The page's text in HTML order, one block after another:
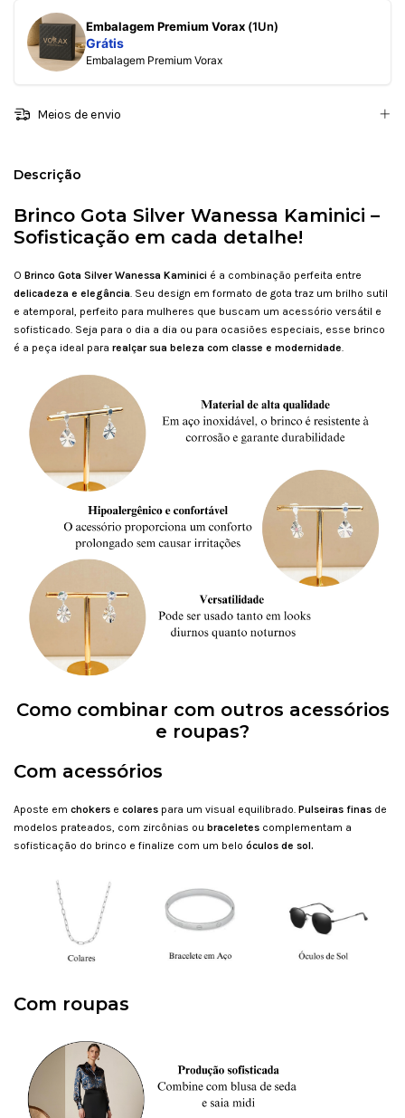
Embalagem Premium Vorax (1Un)
Grátis
Embalagem Premium Vorax
Meios de envio
Descrição
Brinco Gota Silver Wanessa Kaminici –
Sofisticação em cada detalhe!
O Brinco Gota Silver Wanessa Kaminici é a combinação perfeita entre
delicadeza e elegância . Seu design em formato de gota traz um brilho sutil
e atemporal, perfeito para mulheres que buscam um acessório versátil e
sofisticado. Seja para o dia a dia ou para ocasiões especiais, esse brinco
é a peça ideal para realçar sua beleza com classe e modernidade
Como combinar com outros acessórios
e roupas?
Com acessórios
Aposte em chokers e colares para um visual equilibrado. Pulseiras finas de
modelos prateados, com zircônias ou braceletes complementam a
sofisticação do brinco e finalize com um belo óculos de sol.
Com roupas